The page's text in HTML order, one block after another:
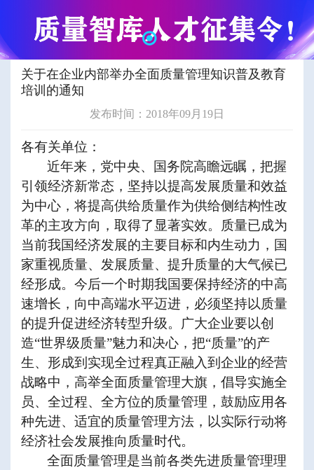
关于在企业内部举办全面质量管理知识普及教育
培训的通知
发布时间：2018年09月19日
各有关单位：
近年来，党中央、国务院高瞻远瞩，把握
引领经济新常态，坚持以提高发展质量和效益
为中心，将提高供给质量作为供给侧结构性改
革的主攻方向，取得了显著实效。质量已成为
当前我国经济发展的主要目标和内生动力，国
家重视质量、发展质量、提升质量的大气候已
经形成。今后一个时期我国要保持经济的中高
速增长，向中高端水平迈进，必须坚持以质量
的提升促进经济转型升级。广大企业要以创
造“世界级质量”魅力和决心，把“质量”的产
生、形成到实现全过程真正融入到企业的经营
战略中，高举全面质量管理大旗，倡导实施全
员、全过程、全方位的质量管理，鼓励应用各
种先进、适宜的质量管理方法，以实际行动将
经济社会发展推向质量时代。
全面质量管理是当前各类先进质量管理理